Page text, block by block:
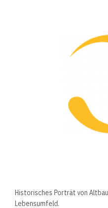
Historisches Porträt von
Lebensumfeld.